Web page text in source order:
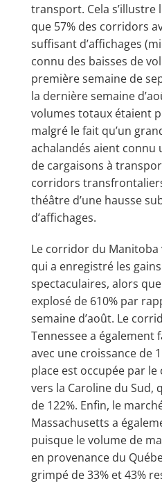
transport. Cela s’illustre
que 57% des corridors
suffisant d’affichages
connu des baisses de
première semaine de
la dernière semaine
volumes totaux étaient
malgré le fait qu’un
achalandés aient connu
de cargaisons à
corridors
théâtre d’une hausse
d’affichages.
Le corridor du Manitoba
qui a enregistré les
spectaculaires, alors
explosé de 610% par
semaine d’août. Le
Tennessee a également
avec une croissance de
place est occupée par
vers la Caroline du Sud,
de 122%. Enfin, le
Massachusetts a
puisque le volume de
en provenance du
grimpé de 33% et 43%